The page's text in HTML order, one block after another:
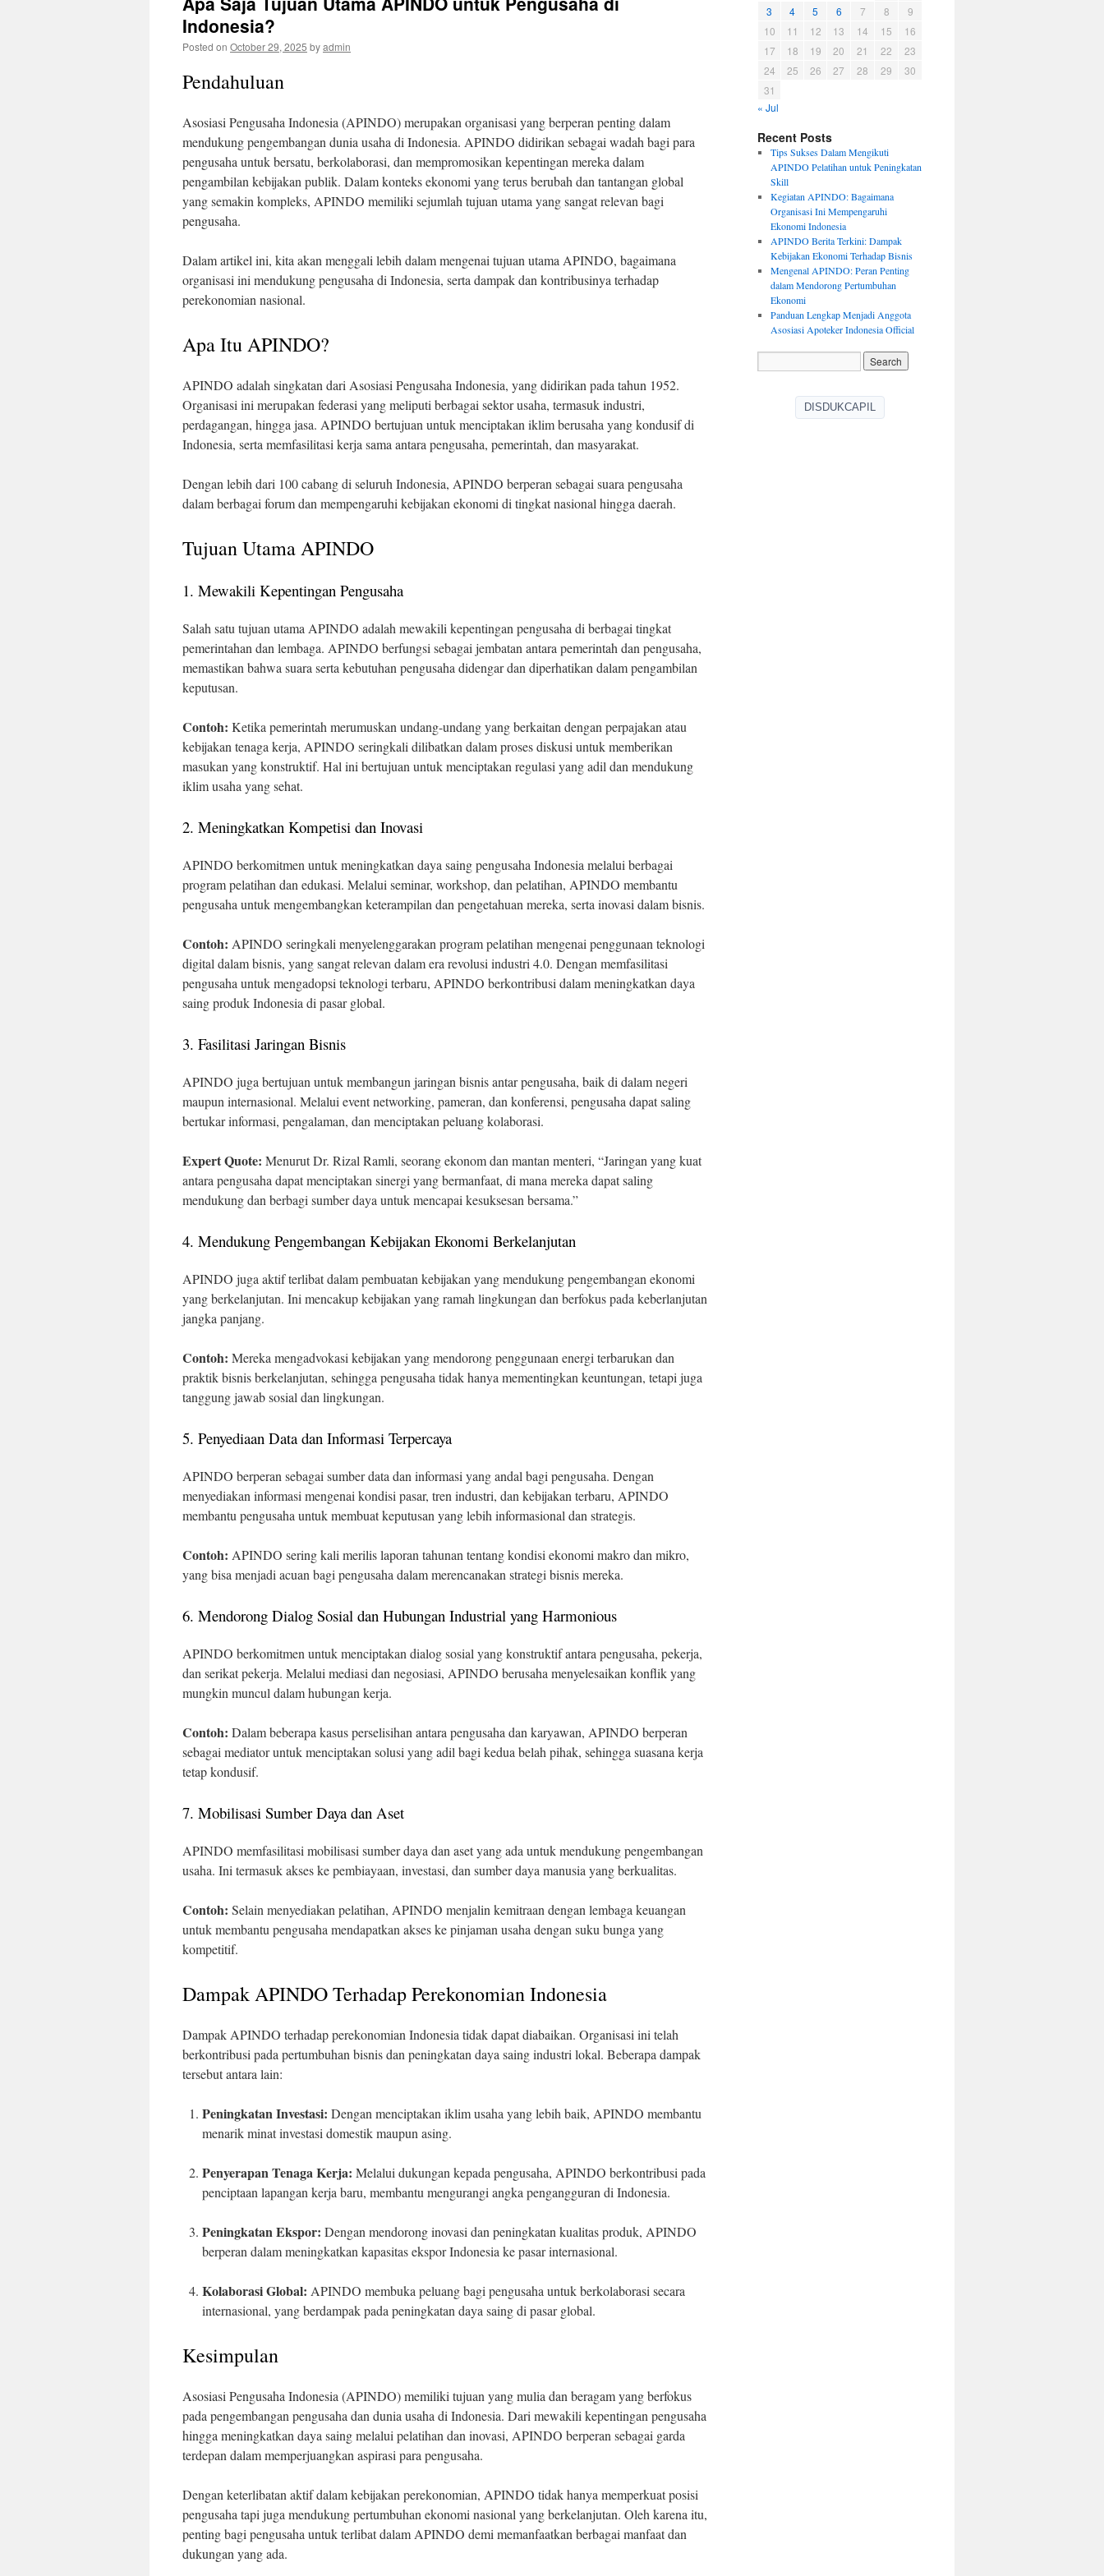
Indonesia?
Posted on October 29, 2025 byadmin
Pendahuluan
Asosiasi Pengusaha Indonesia (APINDO) merupakan organisasi yang berperan penting dalam
mendukung pengembangan dunia usaha di Indonesia. APINDO didirikan sebagai wadah bagi para
pengusaha untuk bersatu, berkolaborasi, dan mempromosikan kepentingan mereka dalam
pengambilan kebijakan publik. Dalam konteks ekonomi yang terus berubah dan tantangan global
yang semakin kompleks, APINDO memiliki sejumlah tujuan utama yang sangat relevan bagi
pengusaha.
Dalam artikel ini, kita akan menggali lebih dalam mengenai tujuan utama APINDO, bagaimana
organisasi ini mendukung pengusaha di Indonesia, serta dampak dan kontribusinya terhadap
perekonomian nasional.
Apa Itu APINDO?
APINDO adalah singkatan dari Asosiasi Pengusaha Indonesia, yang didirikan pada tahun 1952.
Organisasi ini merupakan federasi yang meliputi berbagai sektor usaha, termasuk industri,
perdagangan, hingga jasa. APINDO bertujuan untuk menciptakan iklim berusaha yang kondusif di
Indonesia, serta memfasilitasi kerja sama antara pengusaha, pemerintah, dan masyarakat.
Dengan lebih dari 100 cabang di seluruh Indonesia, APINDO berperan sebagai suara pengusaha
dalam berbagai forum dan mempengaruhi kebijakan ekonomi di tingkat nasional hingga daerah.
Tujuan Utama APINDO
1. Mewakili Kepentingan Pengusaha
Salah satu tujuan utama APINDO adalah mewakili kepentingan pengusaha di berbagai tingkat
pemerintahan dan lembaga. APINDO berfungsi sebagai jembatan antara pemerintah dan pengusaha,
memastikan bahwa suara serta kebutuhan pengusaha didengar dan diperhatikan dalam pengambilan
keputusan.
Contoh: Ketika pemerintah merumuskan undang-undang yang berkaitan dengan perpajakan atau
kebijakan tenaga kerja, APINDO seringkali dilibatkan dalam proses diskusi untuk memberikan
masukan yang konstruktif. Hal ini bertujuan untuk menciptakan regulasi yang adil dan mendukung
iklim usaha yang sehat.
2. Meningkatkan Kompetisi dan Inovasi
APINDO berkomitmen untuk meningkatkan daya saing pengusaha Indonesia melalui berbagai
program pelatihan dan edukasi. Melalui seminar, workshop, dan pelatihan, APINDO membantu
pengusaha untuk mengembangkan keterampilan dan pengetahuan mereka, serta inovasi dalam bisnis.
Contoh: APINDO seringkali menyelenggarakan program pelatihan mengenai penggunaan teknologi
digital dalam bisnis, yang sangat relevan dalam era revolusi industri 4.0. Dengan memfasilitasi
pengusaha untuk mengadopsi teknologi terbaru, APINDO berkontribusi dalam meningkatkan daya
saing produk Indonesia di pasar global.
3. Fasilitasi Jaringan Bisnis
APINDO juga bertujuan untuk membangun jaringan bisnis antar pengusaha, baik di dalam negeri
maupun internasional. Melalui event networking, pameran, dan konferensi, pengusaha dapat saling
bertukar informasi, pengalaman, dan menciptakan peluang kolaborasi.
Expert Quote: Menurut Dr. Rizal Ramli, seorang ekonom dan mantan menteri, “Jaringan yang kuat
antara pengusaha dapat menciptakan sinergi yang bermanfaat, di mana mereka dapat saling
mendukung dan berbagi sumber daya untuk mencapai kesuksesan bersama.”
4. Mendukung Pengembangan Kebijakan Ekonomi Berkelanjutan
APINDO juga aktif terlibat dalam pembuatan kebijakan yang mendukung pengembangan ekonomi
yang berkelanjutan. Ini mencakup kebijakan yang ramah lingkungan dan berfokus pada keberlanjutan
jangka panjang.
Contoh: Mereka mengadvokasi kebijakan yang mendorong penggunaan energi terbarukan dan
praktik bisnis berkelanjutan, sehingga pengusaha tidak hanya mementingkan keuntungan, tetapi juga
tanggung jawab sosial dan lingkungan.
5. Penyediaan Data dan Informasi Terpercaya
APINDO berperan sebagai sumber data dan informasi yang andal bagi pengusaha. Dengan
menyediakan informasi mengenai kondisi pasar, tren industri, dan kebijakan terbaru, APINDO
membantu pengusaha untuk membuat keputusan yang lebih informasional dan strategis.
Contoh: APINDO sering kali merilis laporan tahunan tentang kondisi ekonomi makro dan mikro,
yang bisa menjadi acuan bagi pengusaha dalam merencanakan strategi bisnis mereka.
6. Mendorong Dialog Sosial dan Hubungan Industrial yang Harmonious
APINDO berkomitmen untuk menciptakan dialog sosial yang konstruktif antara pengusaha, pekerja,
dan serikat pekerja. Melalui mediasi dan negosiasi, APINDO berusaha menyelesaikan konflik yang
mungkin muncul dalam hubungan kerja.
Contoh: Dalam beberapa kasus perselisihan antara pengusaha dan karyawan, APINDO berperan
sebagai mediator untuk menciptakan solusi yang adil bagi kedua belah pihak, sehingga suasana kerja
tetap kondusif.
7. Mobilisasi Sumber Daya dan Aset
APINDO memfasilitasi mobilisasi sumber daya dan aset yang ada untuk mendukung pengembangan
usaha. Ini termasuk akses ke pembiayaan, investasi, dan sumber daya manusia yang berkualitas.
Contoh: Selain menyediakan pelatihan, APINDO menjalin kemitraan dengan lembaga keuangan
untuk membantu pengusaha mendapatkan akses ke pinjaman usaha dengan suku bunga yang
kompetitif.
Dampak APINDO Terhadap Perekonomian Indonesia
Dampak APINDO terhadap perekonomian Indonesia tidak dapat diabaikan. Organisasi ini telah
berkontribusi pada pertumbuhan bisnis dan peningkatan daya saing industri lokal. Beberapa dampak
tersebut antara lain:
Peningkatan Investasi: Dengan menciptakan iklim usaha yang lebih baik, APINDO membantu
menarik minat investasi domestik maupun asing.
Penyerapan Tenaga Kerja: Melalui dukungan kepada pengusaha, APINDO berkontribusi pada
penciptaan lapangan kerja baru, membantu mengurangi angka pengangguran di Indonesia.
Peningkatan Ekspor: Dengan mendorong inovasi dan peningkatan kualitas produk, APINDO
berperan dalam meningkatkan kapasitas ekspor Indonesia ke pasar internasional.
Kolaborasi Global: APINDO membuka peluang bagi pengusaha untuk berkolaborasi secara
internasional, yang berdampak pada peningkatan daya saing di pasar global.
Kesimpulan
Asosiasi Pengusaha Indonesia (APINDO) memiliki tujuan yang mulia dan beragam yang berfokus
pada pengembangan pengusaha dan dunia usaha di Indonesia. Dari mewakili kepentingan pengusaha
hingga meningkatkan daya saing melalui pelatihan dan inovasi, APINDO berperan sebagai garda
terdepan dalam memperjuangkan aspirasi para pengusaha.
Dengan keterlibatan aktif dalam kebijakan perekonomian, APINDO tidak hanya memperkuat posisi
pengusaha tapi juga mendukung pertumbuhan ekonomi nasional yang berkelanjutan. Oleh karena itu,
penting bagi pengusaha untuk terlibat dalam APINDO demi memanfaatkan berbagai manfaat dan
dukungan yang ada.
3
4 5 6 7 8
9
10
11 12 13 14 15
16
17
18 19 20 21 22
23
24
25 26 27 28 29
30
31
« Jul
Recent Posts
Tips Sukses Dalam Mengikuti
APINDO Pelatihan untuk Peningkatan
Skill
Kegiatan APINDO: Bagaimana
Organisasi Ini Mempengaruhi
Ekonomi Indonesia
APINDO Berita Terkini: Dampak
Kebijakan Ekonomi Terhadap Bisnis
Mengenal APINDO: Peran Penting
dalam Mendorong Pertumbuhan
Ekonomi
Panduan Lengkap Menjadi Anggota
Asosiasi Apoteker Indonesia Official
DISDUKCAPIL